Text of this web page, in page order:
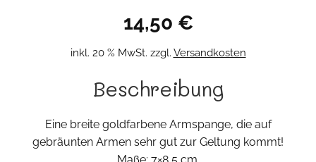
14,50 €
inkl. 20 % MwSt. zzgl. Versandkosten
Beschreibung
Eine breite goldfarbene Armspange, die auf
gebräunten Armen sehr gut zur Geltung kommt!